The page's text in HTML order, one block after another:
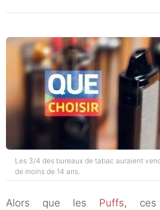
Les 3/4 des bureaux de tabac auraient
de moins de 14 ans.
Alors que les Puffs, ces